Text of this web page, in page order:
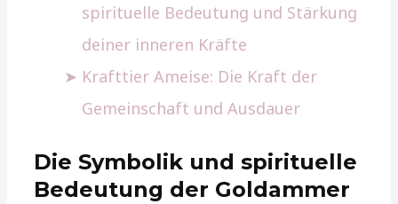
spirituelle Bedeutung und Stärkung
deiner inneren Kräfte
Krafttier Ameise: Die Kraft der
Gemeinschaft und Ausdauer
Die Symbolik und spirituelle
Bedeutung der Goldammer